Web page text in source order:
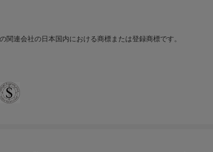
関連会社の日本国内における商標または登録商標です。